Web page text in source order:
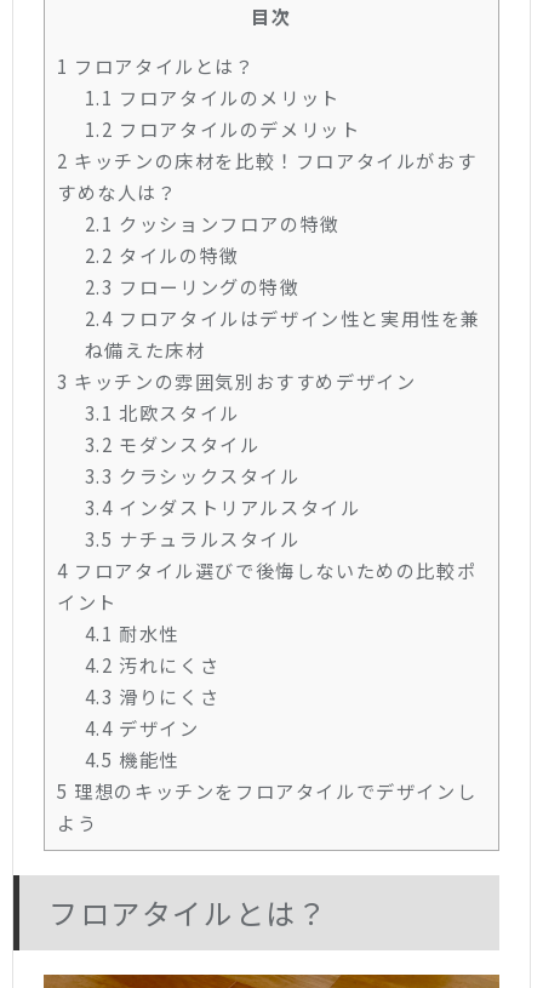
目次
1 フロアタイルとは？
1.1 フロアタイルのメリット
1.2 フロアタイルのデメリット
2 キッチンの床材を比較！フロアタイルがおす
すめな人は？
2.1 クッションフロアの特徴
2.2 タイルの特徴
2.3 フローリングの特徴
2.4 フロアタイルはデザイン性と実用性を兼
ね備えた床材
3 キッチンの雰囲気別おすすめデザイン
3.1 北欧スタイル
3.2 モダンスタイル
3.3 クラシックスタイル
3.4 インダストリアルスタイル
3.5 ナチュラルスタイル
4 フロアタイル選びで後悔しないための比較ポ
イント
4.1 耐水性
4.2 汚れにくさ
4.3 滑りにくさ
4.4 デザイン
4.5 機能性
5 理想のキッチンをフロアタイルでデザインし
よう
フロアタイルとは？